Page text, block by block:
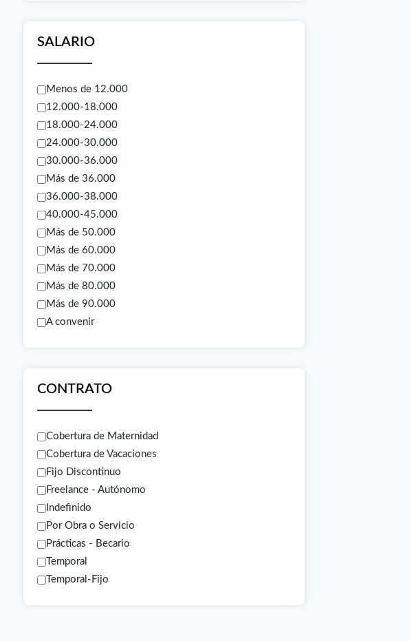
SALARIO
Menos de 12.000
12.000-18.000
18.000-24.000
24.000-30.000
30.000-36.000
Más de 36.000
36.000-38.000
40.000-45.000
Más de 50.000
Más de 60.000
Más de 70.000
Más de 80.000
Más de 90.000
A convenir
CONTRATO
Cobertura de Maternidad
Cobertura de Vacaciones
Fijo Discontinuo
Freelance - Autónomo
Indefinido
Por Obra o Servicio
Prácticas - Becario
Temporal
Temporal-Fijo